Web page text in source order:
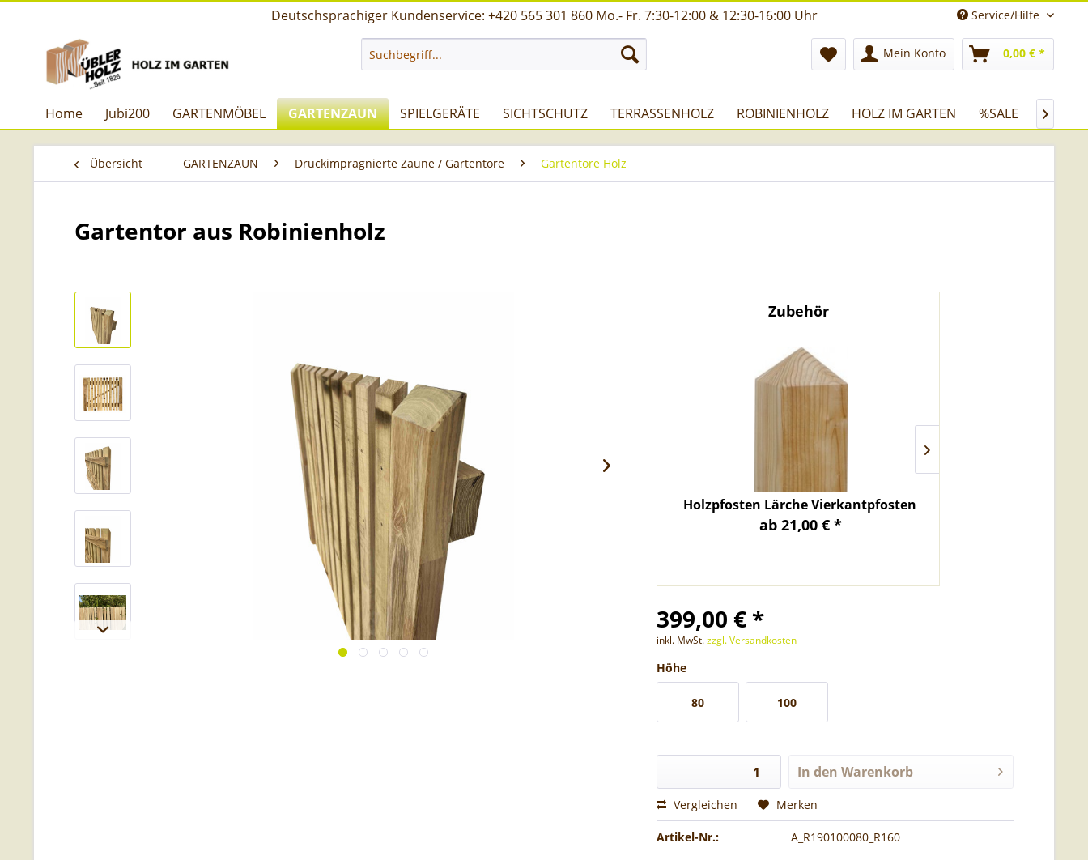
Deutschsprachiger Kundenservice: +420 565 301 860 Mo.- Fr. 7:30-12:00 & 12:30-16:00 Uhr Service/Hilfe
Mein Konto 0,00 € *
Home Jubi200 GARTENMÖBEL GARTENZAUN SPIELGERÄTE SICHTSCHUTZ TERRASSENHOLZ ROBINIENHOLZ HOLZ IM GARTEN %SALE 
Übersicht GARTENZAUN Druckimprägnierte Zäune / Gartentore Gartentore Holz
Gartentor aus Robinienholz
Zubehör
Holzpfosten Lärche Vierkantpfosten 9x9cm
ab 21,00 € *
399,00 € *
inkl. MwSt.zzgl. Versandkosten
Höhe
80 100
In den Warenkorb
Vergleichen Merken
Artikel-Nr.: A_R190100080_R160